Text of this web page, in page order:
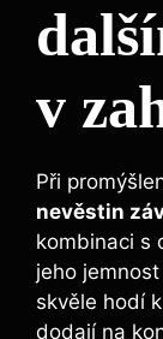
v
Při
nevěstin
kombinaci s
jeho
skvěle hodí
dodají na